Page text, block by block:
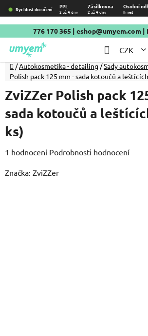
Přejít
na
obsah
Rychlost doručení PPL Zásilkovna Osobní
2 až 4 dny 2 až 4 dny Ihned
776 170 365 | eshop@umyem.com|
CZK
Hledat
Domů
/Autokosmetika - detailing /Sady
Polish pack 125 mm - sada kotoučů a
ZviZZer Polish pack
sada kotoučů a
ks)
Průměrné
produktu
1 hodnocení Podrobnosti hodnocení
Značka: ZviZZer